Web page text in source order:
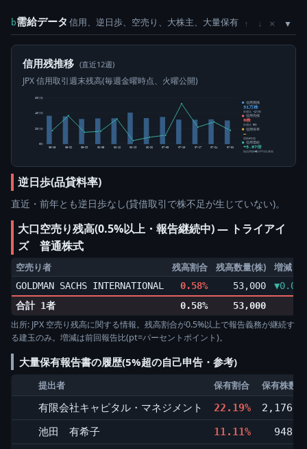
b需給データ 信用、逆日歩、空売り、大株主、大量保有 ↑ ↓ ×
信用残推移 (直近12週)
JPX 信用取引週末残高(毎週金曜時点、火曜公開)
0株
20万株
40万株
60万株
05-15 05-22 05-29 06-05 06-12 06-19 06-26 07-03 07-10 07-17 07-24 07-31
信用買残
31万株
前週比 -1万株
信用売残
0株
前週比 0株
信用倍率
―
買残÷売残
信用需給
+5.67倍
純信用残÷5日平均出来高
逆日歩(品貸料率)
直近・前年とも逆日歩なし(貸借取引で株不足が生じていない)。
大口空売り残高(0.5%以上・報告継続中) ― トライアイ
ズ 普通株式
空売り者 残高割合 残高数量(株) 増減
GOLDMAN SACHS INTERNATIONAL 0.58% 53,000
合計 1者
0.58% 53,000
出所: JPX 空売り残高に関する情報。残高割合が0.5%以上で報告義務が継続す
る建玉のみ。増減は前回報告比(pt=パーセントポイント)。
大量保有報告書の履歴(5%超の自己申告・参考)
提出者 保有割合
保有株数(
有限会社キャピタル・マネジメント
22.19%
池田 有希子
11.11%